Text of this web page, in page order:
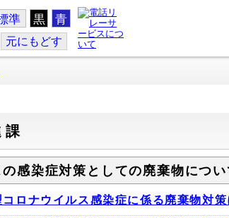
準 黒 青
元にもどす
感染症対策としての廃棄物につい
ロナウイルス感染症に係る廃棄物対策